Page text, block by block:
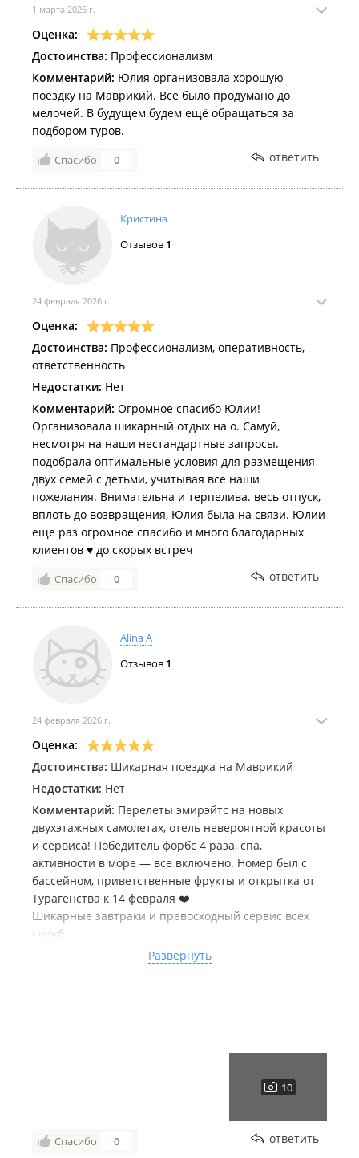
1 марта 2026 г.
Оценка:
Достоинства: Профессионализм
Комментарий: Юлия организовала хорошую
поездку на Маврикий. Все было продумано до
мелочей. В будущем будем ещё обращаться за
подбором туров.
Спасибо 0 ответить
Кристина
Отзывов 1
24 февраля 2026 г.
Оценка:
Достоинства: Профессионализм, оперативность,
ответственность
Недостатки: Нет
Комментарий: Огромное спасибо Юлии!
Организовала шикарный отдых на о. Самуй,
несмотря на наши нестандартные запросы.
подобрала оптимальные условия для размещения
двух семей с детьми, учитывая все наши
пожелания. Внимательна и терпелива. весь отпуск,
вплоть до возвращения, Юлия была на связи. Юлии
еще раз огромное спасибо и много благодарных
клиентов ♥️ до скорых встреч
Спасибо 0 ответить
Alina A
Отзывов 1
24 февраля 2026 г.
Оценка:
Достоинства: Шикарная поездка на Маврикий
Недостатки: Нет
Комментарий: Перелеты эмирэйтс на новых
двухэтажных самолетах, отель невероятной красоты
и сервиса! Победитель форбс 4 раза, спа,
активности в море — все включено. Номер был с
бассейном, приветственные фрукты и открытка от
Турагенства к 14 февраля ❤️
Шикарные завтраки и превосходный сервис всех
служб.
Благодарю Юлию за помощь в выборе
направления, связь 24/7 по любым вопросам, за
Развернуть
Спасибо 0 ответить